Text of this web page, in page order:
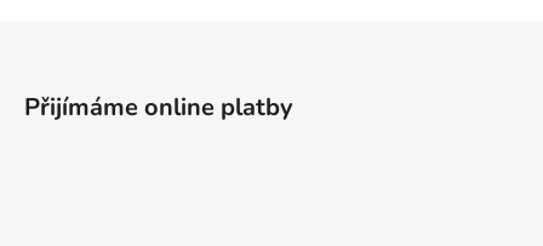
Přijímáme online platby